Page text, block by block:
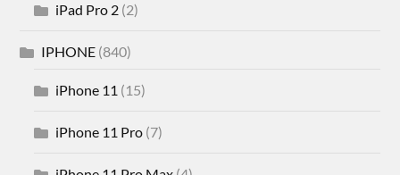
iPad Pro 2 (2)
IPHONE (840)
iPhone 11 (15)
iPhone 11 Pro (7)